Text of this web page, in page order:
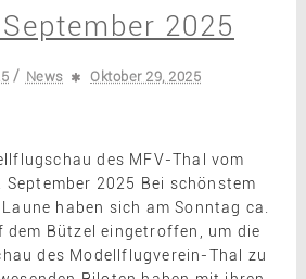
2025
/ News Oktober 29, 2025
des MFV-Thal vom
September 2025 Bei schönstem
haben sich am Sonntag ca.
dem Bützel eingetroffen, um die
des Modellflugverein-Thal zu